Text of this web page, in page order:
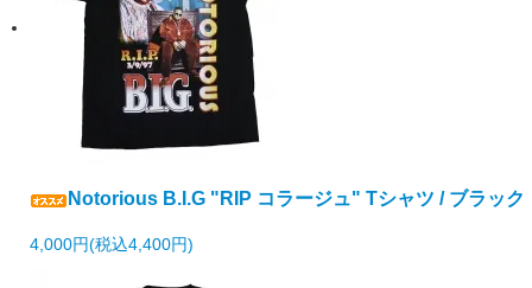
Notorious B.I.G "RIP コラージュ" Tシャツ / ブラック
4,000円(税込4,400円)